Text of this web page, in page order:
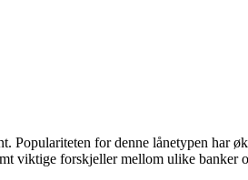
Populariteten for denne lånetypen har
viktige forskjeller mellom ulike banker